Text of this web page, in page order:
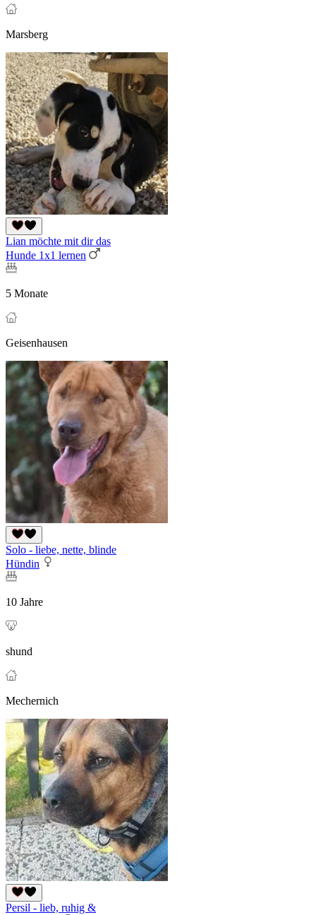
Marsberg
Lian möchte mit dir das
Hunde 1x1 lernen
5 Monate
Geisenhausen
Solo - liebe, nette, blinde
Hündin
10 Jahre
shund
Mechernich
Persil - lieb, ruhig &